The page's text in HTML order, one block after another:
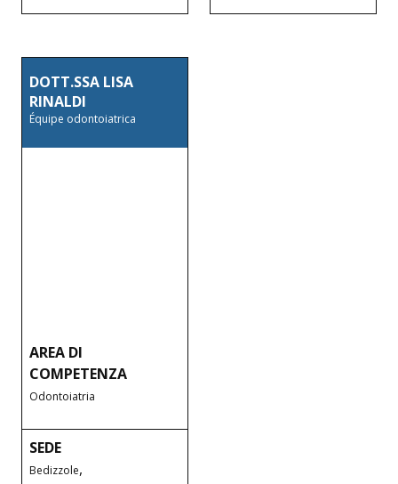
DOTT.SSA LISA
RINALDI
Équipe odontoiatrica
AREA DI
COMPETENZA
Odontoiatria
SEDE
Bedizzole,